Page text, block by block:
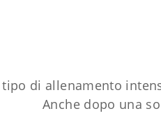
tipo di allenamento
Anche dopo una